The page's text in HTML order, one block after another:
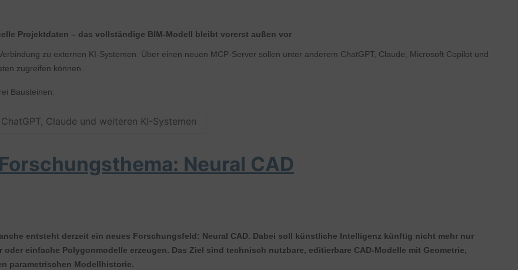
Projektdaten – das vollständige BIM-Modell bleibt vorerst außen vor
zu externen KI-Systemen. Über einen neuen MCP-Server sollen unter anderem ChatGPT, Claude, Microsoft Copilot und
zugreifen können.
Bausteinen:
Claude und weiteren KI-Systemen
Neural CAD
entsteht derzeit ein neues Forschungsfeld: Neural CAD. Dabei soll künstliche Intelligenz künftig nicht mehr nur
oder einfache Polygonmodelle erzeugen. Das Ziel sind technisch nutzbare, editierbare CAD-Modelle mit Geometrie,
parametrischen Modellhistorie.